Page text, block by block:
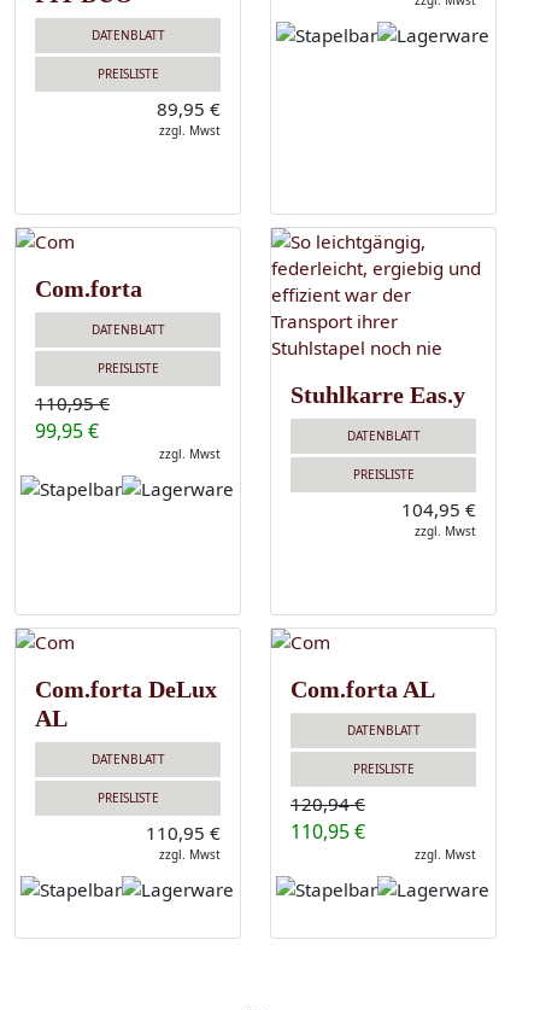
DATENBLATT
PREISLISTE
89,95 €
zzgl. Mwst
Com.forta
DATENBLATT
PREISLISTE
110,95 €
99,95 €
zzgl. Mwst
Stuhlkarre Eas.y
DATENBLATT
PREISLISTE
104,95 €
zzgl. Mwst
Com.forta DeLux
AL
DATENBLATT
PREISLISTE
110,95 €
zzgl. Mwst
Com.forta AL
DATENBLATT
PREISLISTE
120,94 €
110,95 €
zzgl. Mwst